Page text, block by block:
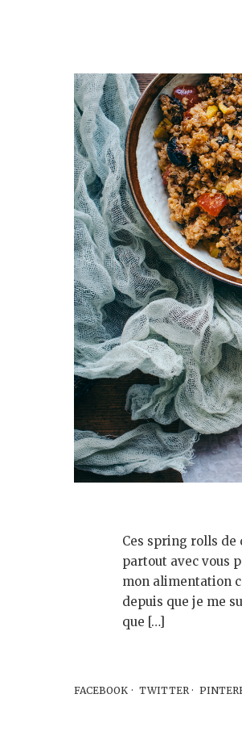
Ces spring rolls de
partout avec vous
mon alimentation
depuis que je me
que […]
FACEBOOK TWITTER